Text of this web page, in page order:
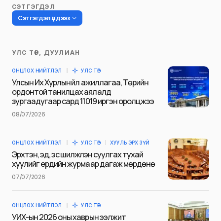
СЭТГЭГДЭЛ
Сэтгэгдэл үлдээх
Таны имэйл хаягийг нийтлэхгүй.
тэмдэглэсэн
Сэтгэгдэл*
Name
УЛС ТӨР, ДУУЛИАН
ОНЦЛОХ НИЙТЛЭЛ УЛС ТӨР
Улсын Их Хурлын үйл ажиллагаа, Төрийн
ордонтой танилцах аялалд
зургаадугаар сард 11019 иргэн оролцжээ
08/07/2026
ОНЦЛОХ НИЙТЛЭЛ УЛС ТӨР ХУУЛЬ ЭРХ ЗҮЙ
Эрхтэн, эд, эс шилжүүлэн суулгах тухай
хуулийг ердийн журмаар дагаж мөрдөнө
07/07/2026
ОНЦЛОХ НИЙТЛЭЛ УЛС ТӨР
УИХ-ын 2026 оны хаврын ээлжит